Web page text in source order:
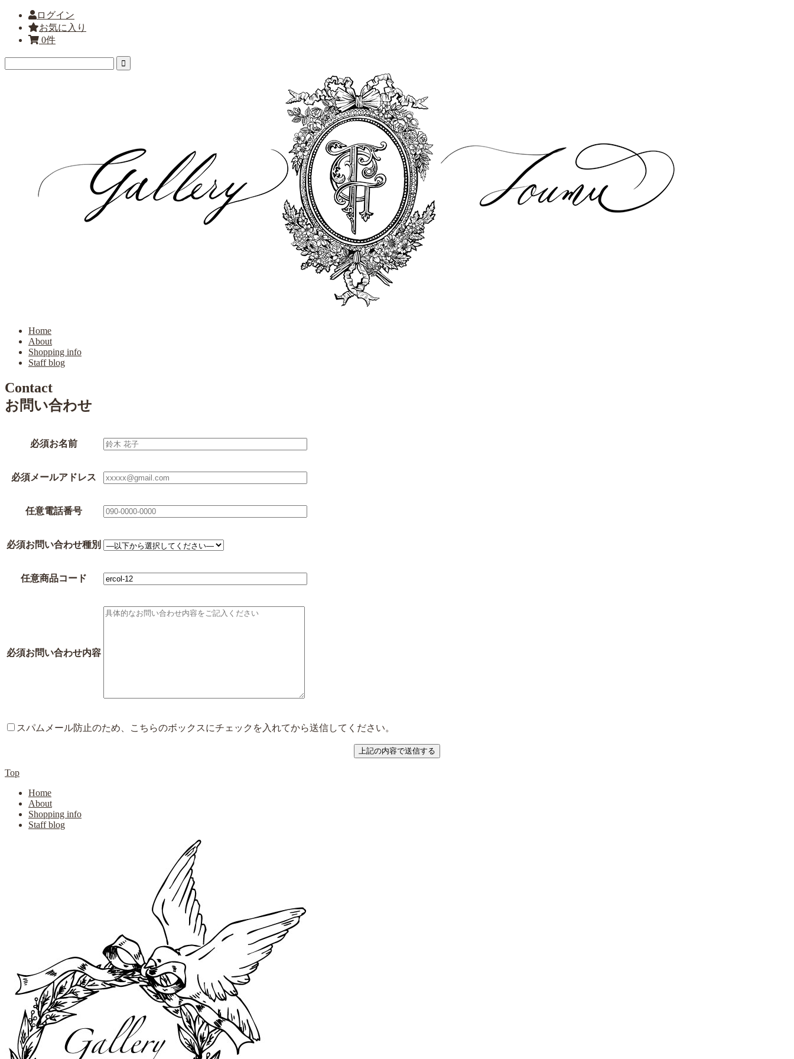
ログイン
お気に入り
0件
Home
About
Shopping info
Staff blog
Contact
お問い合わせ
必須お名前
必須メールアドレス
任意電話番号
必須お問い合わせ種別
任意商品コード
必須お問い合わせ内容
スパムメール防止のため、こちらのボックスにチェックを入れてから送信してください。
Top
Home
About
Shopping info
Staff blog